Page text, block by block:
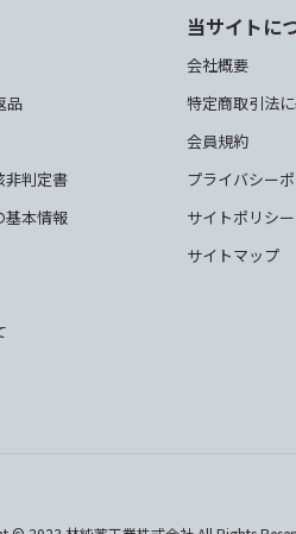
品
非判定書
基本情報
当サイトに
会社概要
特定商取引法
会員規約
プライバシー
サイトポリシー
サイトマップ